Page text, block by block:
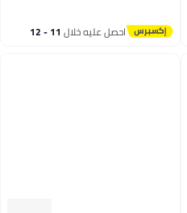
احصل عليه خلال 11 - 12
اغسطس